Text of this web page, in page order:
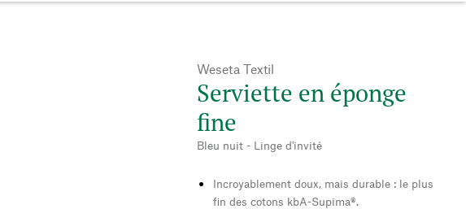
Weseta Textil
Serviette en éponge
fine
Bleu nuit - Linge d'invité
Incroyablement doux, mais durable : le plus
fin des cotons kbA-Supima®.